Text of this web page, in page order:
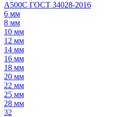
А500С ГОСТ 34028-2016
6 мм
8 мм
10 мм
12 мм
14 мм
16 мм
18 мм
20 мм
22 мм
25 мм
28 мм
32